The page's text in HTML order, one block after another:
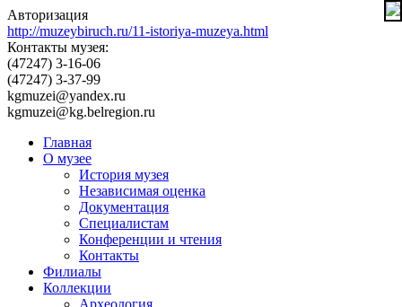
Авторизация
http://muzeybiruch.ru/11-istoriya-muzeya.html
Контакты музея:
(47247) 3-16-06
(47247) 3-37-99
kgmuzei@yandex.ru
kgmuzei@kg.belregion.ru
Главная
О музее
История музея
Независимая оценка
Документация
Специалистам
Конференции и чтения
Контакты
Филиалы
Коллекции
Археология